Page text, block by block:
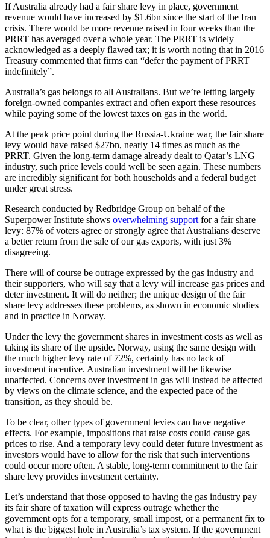
If Australia already had a fair share levy in place, government
revenue would have increased by $1.6bn since the start of the Iran
crisis. There would be more revenue raised in four weeks than the
PRRT has averaged over a whole year. The PRRT is widely
acknowledged as a deeply flawed tax; it is worth noting that in 2016
Treasury commented that firms can “defer the payment of PRRT
indefinitely”.​​​​‌ ‍ ​‍​‍‌‍ ‌ ​‍‌‍‍‌‌‍‌ ‌‍‍‌‌‍ ‍​‍​‍​ ‍‍​‍​‍‌ ​ ‌‍​‌‌‍ ‍‌‍‍‌‌ ‌​‌ ‍‌​‍ ‍‌‍‍‌‌‍ ​‍​‍​‍ ​​‍​‍‌‍‍​‌ ​‍‌‍‌‌‌‍‌‍​‍​‍​ ‍‍​‍​‍‌‍‍​‌ ‌​‌ ‌​‌ ​​​ ‍‍​‍ ​‍ ‌‍ ​‌‍ ‌‍​ ‌‍​‌‌‍ ​‌‍‍​‌‍ ‌ ​ ‌ ‌​​ ‍‍​ ​ ​ ​ ​ ​ ​ ​ ​‍ ‌‍‍‌‌‍ ‍‌ ‌​‌‍‌‌‌‍ ‍‌ ‌​​‍ ‌‍‌‌‌‍‌​‌‍‍‌‌ ‌​​‍ ‌‍ ‌‌‍ ‌‍‌​‌‍‌‌​ ‌‌ ​​‌ ​‍‌‍‌‌‌ ​ ‌‍‌‌‌‍ ‍‌ ‌​‌‍​‌‌ ‌​‌‍‍‌‌‍ ‌‍ ‍​ ‍ ‌‍‍‌‌‍‌​​ ‌​ ​​​ ​‍‌‍​ ​ ‌ ‌‍‌​​ ‌‍‌‍​ ​ ‍‌​‍ ‌​ ‌​‌‍‌‍​ ​​​ ‌‌​‍ ‌​ ‌​​ ​‌​ ‌‍​ ‌ ​‍ ‌‌‍​‍‌‍​‍​ ‌‌​ ‌‍​‍ ‌‌‍​‍​ ​‍​ ​‌‌‍‌‍‌‍​‌‌‍​ ​ ‌‍‌‍‌‍‌‍​‍​ ​‍​ ‌‍​ ​​​ ‍ ‌ ‌​‌ ‍‌‌ ​​‌‍‌‌​ ‌‌‍ ‍‌‍‌‌‌ ‌ ‌ ​ ​ ‍ ‌ ​​‌‍​‌‌ ‌​‌‍‍​​ ‌‌‍​ ‌‍ ‌‍ ‍‌ ‌​‌‍‌‌‌‍ ‍‌ ‌​​‍‌‌​ ‌‌‌​​‍‌‌ ‌‍‍ ‌‍‌‌‌ ‍‌​‍‌‌​ ​ ‌​‌​​‍‌‌​ ​ ‌​‌​​‍‌‌​ ​‍​ ​‍​ ‌‍​ ‌ ‌‍​‌‌‍​‍​ ‌‌​ ‌‌​ ​‌‌‍‌‌‌‍‌‌​ ​​​ ‍‌​ ​‌​‍‌‌​ ​‍​ ​‍​‍‌‌​ ‌‌‌​‌​​‍ ‍‌‍​ ‌‍‍​‌‍‍‌‌‍ ​‌‍‌​‌ ​‍‌‍‌‌‌‍ ‍​‍‌‌​ ‌‌‌​​‍‌‌ ‌‍‍ ‌‍‌‌‌ ‍‌​‍‌‌​ ​ ‌​‌​​‍‌‌​ ​ ‌​‌​​‍‌‌​ ​‍​ ​‍​ ‌ ​ ‌ ‌‍​‍​ ‌‍​ ‍‌​ ‌‌‌‍‌‌​ ‌‍‌‍‌​‌‍‌‌​ ‌ ‌‍‌‌​‍‌‌​ ​‍​ ​‍​‍‌‌​ ‌‌‌​‌​​‍ ‍‌ ‌​‌‍‌‌‌ ‍​‌ ‌​​ ‌‍​‍‌‍​‌‌ ​ ‌‍‌‌‌‌‌‌‌ ​‍‌‍ ​​ ‌‌‍‍​‌ ‌​‌ ‌​‌ ​​​‍‌‌​ ​ ‌​​‌​‍‌‌​ ​‍‌​‌‍​‍‌‌​ ​‍‌​‌‍‌‍ ​‌‍ ‌‍​ ‌‍​‌‌‍ ​‌‍‍​‌‍ ‌ ​ ‌ ‌​​‍‌‌​ ​ ‌​​‌​ ​ ​ ​ ​ ​ ​ ​ ​‍‌‍‌‍‍‌‌‍‌​​ ‌​ ​​​ ​‍‌‍​ ​ ‌ ‌‍‌​​ ‌‍‌‍​ ​ ‍‌​‍ ‌​ ‌​‌‍‌‍​ ​​​ ‌‌​‍ ‌​ ‌​​ ​‌​ ‌‍​ ‌ ​‍ ‌‌‍​‍‌‍​‍​ ‌‌​ ‌‍​‍ ‌‌‍​‍​ ​‍​ ​‌‌‍‌‍‌‍​‌‌‍​ ​ ‌‍‌‍‌‍‌‍​‍​ ​‍​ ‌‍​ ​​​‍‌‍‌ ‌​‌ ‍‌‌ ​​‌‍‌‌​ ‌‌‍ ‍‌‍‌‌‌ ‌ ‌ ​ ​‍‌‍‌ ​​‌‍​‌‌ ‌​‌‍‍​​ ‌‌‍​ ‌‍ ‌‍ ‍‌ ‌​‌‍‌‌‌‍ ‍‌ ‌​​‍‌‌​ ‌‌‌​​‍‌‌ ‌‍‍ ‌‍‌‌‌ ‍‌​‍‌‌​ ​ ‌​‌​​‍‌‌​ ​ ‌​‌​​‍‌‌​ ​‍​ ​‍​ ‌‍​ ‌ ‌‍​‌‌‍​‍​ ‌‌​ ‌‌​ ​‌‌‍‌‌‌‍‌‌​ ​​​ ‍‌​ ​‌​‍‌‌​ ​‍​ ​‍​‍‌‌​ ‌‌‌​‌​​‍ ‍‌‍​ ‌‍‍​‌‍‍‌‌‍ ​‌‍‌​‌ ​‍‌‍‌‌‌‍ ‍​‍‌‌​ ‌‌‌​​‍‌‌ ‌‍‍ ‌‍‌‌‌ ‍‌​‍‌‌​ ​ ‌​‌​​‍‌‌​ ​ ‌​‌​​‍‌‌​ ​‍​ ​‍​ ‌ ​ ‌ ‌‍​‍​ ‌‍​ ‍‌​ ‌‌‌‍‌‌​ ‌‍‌‍‌​‌‍‌‌​ ‌ ‌‍‌‌​‍‌‌​ ​‍​ ​‍​‍‌‌​ ‌‌‌​‌​​‍ ‍‌ ‌​‌‍‌‌‌ ‍​‌ ‌​​‍‌‍‌ ​​‌‍‌‌‌ ​‍‌ ​ ‌ ​​‌‍‌‌‌‍​ ‌ ‌​‌‍‍‌‌ ‌‍‌‍‌‌​ ‌‌ ​​‌ ‌‌‌‍​‍‌‍ ​‌‍‍‌‌ ​ ‌‍‍​‌‍‌‌‌‍‌​​‍​‍‌ ‌
Australia’s gas belongs to all Australians. But we’re letting largely
foreign-owned companies extract and often export these resources
while paying some of the lowest taxes on gas in the world.​​​​‌ ‍ ​‍​‍‌‍ ‌ ​‍‌‍‍‌‌‍‌ ‌‍‍‌‌‍ ‍​‍​‍​ ‍‍​‍​‍‌ ​ ‌‍​‌‌‍ ‍‌‍‍‌‌ ‌​‌ ‍‌​‍ ‍‌‍‍‌‌‍ ​‍​‍​‍ ​​‍​‍‌‍‍​‌ ​‍‌‍‌‌‌‍‌‍​‍​‍​ ‍‍​‍​‍‌‍‍​‌ ‌​‌ ‌​‌ ​​​ ‍‍​‍ ​‍ ‌‍ ​‌‍ ‌‍​ ‌‍​‌‌‍ ​‌‍‍​‌‍ ‌ ​ ‌ ‌​​ ‍‍​ ​ ​ ​ ​ ​ ​ ​ ​‍ ‌‍‍‌‌‍ ‍‌ ‌​‌‍‌‌‌‍ ‍‌ ‌​​‍ ‌‍‌‌‌‍‌​‌‍‍‌‌ ‌​​‍ ‌‍ ‌‌‍ ‌‍‌​‌‍‌‌​ ‌‌ ​​‌ ​‍‌‍‌‌‌ ​ ‌‍‌‌‌‍ ‍‌ ‌​‌‍​‌‌ ‌​‌‍‍‌‌‍ ‌‍ ‍​ ‍ ‌‍‍‌‌‍‌​​ ‌​ ​​​ ​‍‌‍​ ​ ‌ ‌‍‌​​ ‌‍‌‍​ ​ ‍‌​‍ ‌​ ‌​‌‍‌‍​ ​​​ ‌‌​‍ ‌​ ‌​​ ​‌​ ‌‍​ ‌ ​‍ ‌‌‍​‍‌‍​‍​ ‌‌​ ‌‍​‍ ‌‌‍​‍​ ​‍​ ​‌‌‍‌‍‌‍​‌‌‍​ ​ ‌‍‌‍‌‍‌‍​‍​ ​‍​ ‌‍​ ​​​ ‍ ‌ ‌​‌ ‍‌‌ ​​‌‍‌‌​ ‌‌‍ ‍‌‍‌‌‌ ‌ ‌ ​ ​ ‍ ‌ ​​‌‍​‌‌ ‌​‌‍‍​​ ‌‌‍​ ‌‍ ‌‍ ‍‌ ‌​‌‍‌‌‌‍ ‍‌ ‌​​‍‌‌​ ‌‌‌​​‍‌‌ ‌‍‍ ‌‍‌‌‌ ‍‌​‍‌‌​ ​ ‌​‌​​‍‌‌​ ​ ‌​‌​​‍‌‌​ ​‍​ ​‍‌‍‌‌​ ​‌​ ‌ ​ ‌​​ ​‍‌‍‌‌​ ‌‌‌‍​‌​ ​​​ ​ ‌‍‌‍​ ‍‌​‍‌‌​ ​‍​ ​‍​‍‌‌​ ‌‌‌​‌​​‍ ‍‌‍​ ‌‍‍​‌‍‍‌‌‍ ​‌‍‌​‌ ​‍‌‍‌‌‌‍ ‍​‍‌‌​ ‌‌‌​​‍‌‌ ‌‍‍ ‌‍‌‌‌ ‍‌​‍‌‌​ ​ ‌​‌​​‍‌‌​ ​ ‌​‌​​‍‌‌​ ​‍​ ​‍‌‍‌‍‌‍​‌​ ‌‍‌‍‌‍​ ​‌​ ​ ‌‍‌‌‌‍‌‍​ ‍​‌‍​‍‌‍​ ​ ‌‌​‍‌‌​ ​‍​ ​‍​‍‌‌​ ‌‌‌​‌​​‍ ‍‌ ‌​‌‍‌‌‌ ‍​‌ ‌​​ ‌‍​‍‌‍​‌‌ ​ ‌‍‌‌‌‌‌‌‌ ​‍‌‍ ​​ ‌‌‍‍​‌ ‌​‌ ‌​‌ ​​​‍‌‌​ ​ ‌​​‌​‍‌‌​ ​‍‌​‌‍​‍‌‌​ ​‍‌​‌‍‌‍ ​‌‍ ‌‍​ ‌‍​‌‌‍ ​‌‍‍​‌‍ ‌ ​ ‌ ‌​​‍‌‌​ ​ ‌​​‌​ ​ ​ ​ ​ ​ ​ ​ ​‍‌‍‌‍‍‌‌‍‌​​ ‌​ ​​​ ​‍‌‍​ ​ ‌ ‌‍‌​​ ‌‍‌‍​ ​ ‍‌​‍ ‌​ ‌​‌‍‌‍​ ​​​ ‌‌​‍ ‌​ ‌​​ ​‌​ ‌‍​ ‌ ​‍ ‌‌‍​‍‌‍​‍​ ‌‌​ ‌‍​‍ ‌‌‍​‍​ ​‍​ ​‌‌‍‌‍‌‍​‌‌‍​ ​ ‌‍‌‍‌‍‌‍​‍​ ​‍​ ‌‍​ ​​​‍‌‍‌ ‌​‌ ‍‌‌ ​​‌‍‌‌​ ‌‌‍ ‍‌‍‌‌‌ ‌ ‌ ​ ​‍‌‍‌ ​​‌‍​‌‌ ‌​‌‍‍​​ ‌‌‍​ ‌‍ ‌‍ ‍‌ ‌​‌‍‌‌‌‍ ‍‌ ‌​​‍‌‌​ ‌‌‌​​‍‌‌ ‌‍‍ ‌‍‌‌‌ ‍‌​‍‌‌​ ​ ‌​‌​​‍‌‌​ ​ ‌​‌​​‍‌‌​ ​‍​ ​‍‌‍‌‌​ ​‌​ ‌ ​ ‌​​ ​‍‌‍‌‌​ ‌‌‌‍​‌​ ​​​ ​ ‌‍‌‍​ ‍‌​‍‌‌​ ​‍​ ​‍​‍‌‌​ ‌‌‌​‌​​‍ ‍‌‍​ ‌‍‍​‌‍‍‌‌‍ ​‌‍‌​‌ ​‍‌‍‌‌‌‍ ‍​‍‌‌​ ‌‌‌​​‍‌‌ ‌‍‍ ‌‍‌‌‌ ‍‌​‍‌‌​ ​ ‌​‌​​‍‌‌​ ​ ‌​‌​​‍‌‌​ ​‍​ ​‍‌‍‌‍‌‍​‌​ ‌‍‌‍‌‍​ ​‌​ ​ ‌‍‌‌‌‍‌‍​ ‍​‌‍​‍‌‍​ ​ ‌‌​‍‌‌​ ​‍​ ​‍​‍‌‌​ ‌‌‌​‌​​‍ ‍‌ ‌​‌‍‌‌‌ ‍​‌ ‌​​‍‌‍‌ ​​‌‍‌‌‌ ​‍‌ ​ ‌ ​​‌‍‌‌‌‍​ ‌ ‌​‌‍‍‌‌ ‌‍‌‍‌‌​ ‌‌ ​​‌ ‌‌‌‍​‍‌‍ ​‌‍‍‌‌ ​ ‌‍‍​‌‍‌‌‌‍‌​​‍​‍‌ ‌
At the peak price point during the Russia-Ukraine war, the fair share
levy would have raised $27bn, nearly 14 times as much as the
PRRT. Given the long-term damage already dealt to Qatar’s LNG
industry, such price levels could well be seen again. These numbers
are incredibly significant for both households and a federal budget
under great stress.​​​​‌ ‍ ​‍​‍‌‍ ‌ ​‍‌‍‍‌‌‍‌ ‌‍‍‌‌‍ ‍​‍​‍​ ‍‍​‍​‍‌ ​ ‌‍​‌‌‍ ‍‌‍‍‌‌ ‌​‌ ‍‌​‍ ‍‌‍‍‌‌‍ ​‍​‍​‍ ​​‍​‍‌‍‍​‌ ​‍‌‍‌‌‌‍‌‍​‍​‍​ ‍‍​‍​‍‌‍‍​‌ ‌​‌ ‌​‌ ​​​ ‍‍​‍ ​‍ ‌‍ ​‌‍ ‌‍​ ‌‍​‌‌‍ ​‌‍‍​‌‍ ‌ ​ ‌ ‌​​ ‍‍​ ​ ​ ​ ​ ​ ​ ​ ​‍ ‌‍‍‌‌‍ ‍‌ ‌​‌‍‌‌‌‍ ‍‌ ‌​​‍ ‌‍‌‌‌‍‌​‌‍‍‌‌ ‌​​‍ ‌‍ ‌‌‍ ‌‍‌​‌‍‌‌​ ‌‌ ​​‌ ​‍‌‍‌‌‌ ​ ‌‍‌‌‌‍ ‍‌ ‌​‌‍​‌‌ ‌​‌‍‍‌‌‍ ‌‍ ‍​ ‍ ‌‍‍‌‌‍‌​​ ‌​ ​​​ ​‍‌‍​ ​ ‌ ‌‍‌​​ ‌‍‌‍​ ​ ‍‌​‍ ‌​ ‌​‌‍‌‍​ ​​​ ‌‌​‍ ‌​ ‌​​ ​‌​ ‌‍​ ‌ ​‍ ‌‌‍​‍‌‍​‍​ ‌‌​ ‌‍​‍ ‌‌‍​‍​ ​‍​ ​‌‌‍‌‍‌‍​‌‌‍​ ​ ‌‍‌‍‌‍‌‍​‍​ ​‍​ ‌‍​ ​​​ ‍ ‌ ‌​‌ ‍‌‌ ​​‌‍‌‌​ ‌‌‍ ‍‌‍‌‌‌ ‌ ‌ ​ ​ ‍ ‌ ​​‌‍​‌‌ ‌​‌‍‍​​ ‌‌‍​ ‌‍ ‌‍ ‍‌ ‌​‌‍‌‌‌‍ ‍‌ ‌​​‍‌‌​ ‌‌‌​​‍‌‌ ‌‍‍ ‌‍‌‌‌ ‍‌​‍‌‌​ ​ ‌​‌​​‍‌‌​ ​ ‌​‌​​‍‌‌​ ​‍​ ​‍​ ‍‌​ ‌‌​ ‍‌‌‍‌‍​ ​‌‌‍‌​​ ​​​ ‌‌‌‍‌‍​ ‌‍​ ‍‌​ ‌​​‍‌‌​ ​‍​ ​‍​‍‌‌​ ‌‌‌​‌​​‍ ‍‌‍​ ‌‍‍​‌‍‍‌‌‍ ​‌‍‌​‌ ​‍‌‍‌‌‌‍ ‍​‍‌‌​ ‌‌‌​​‍‌‌ ‌‍‍ ‌‍‌‌‌ ‍‌​‍‌‌​ ​ ‌​‌​​‍‌‌​ ​ ‌​‌​​‍‌‌​ ​‍​ ​‍‌‍‌​​ ​ ‌‍​‍‌‍​‌​ ​‍‌‍​‌​ ​ ​ ‌ ​ ​ ​ ​​​ ‌‍​ ‍​​‍‌‌​ ​‍​ ​‍​‍‌‌​ ‌‌‌​‌​​‍ ‍‌ ‌​‌‍‌‌‌ ‍​‌ ‌​​ ‌‍​‍‌‍​‌‌ ​ ‌‍‌‌‌‌‌‌‌ ​‍‌‍ ​​ ‌‌‍‍​‌ ‌​‌ ‌​‌ ​​​‍‌‌​ ​ ‌​​‌​‍‌‌​ ​‍‌​‌‍​‍‌‌​ ​‍‌​‌‍‌‍ ​‌‍ ‌‍​ ‌‍​‌‌‍ ​‌‍‍​‌‍ ‌ ​ ‌ ‌​​‍‌‌​ ​ ‌​​‌​ ​ ​ ​ ​ ​ ​ ​ ​‍‌‍‌‍‍‌‌‍‌​​ ‌​ ​​​ ​‍‌‍​ ​ ‌ ‌‍‌​​ ‌‍‌‍​ ​ ‍‌​‍ ‌​ ‌​‌‍‌‍​ ​​​ ‌‌​‍ ‌​ ‌​​ ​‌​ ‌‍​ ‌ ​‍ ‌‌‍​‍‌‍​‍​ ‌‌​ ‌‍​‍ ‌‌‍​‍​ ​‍​ ​‌‌‍‌‍‌‍​‌‌‍​ ​ ‌‍‌‍‌‍‌‍​‍​ ​‍​ ‌‍​ ​​​‍‌‍‌ ‌​‌ ‍‌‌ ​​‌‍‌‌​ ‌‌‍ ‍‌‍‌‌‌ ‌ ‌ ​ ​‍‌‍‌ ​​‌‍​‌‌ ‌​‌‍‍​​ ‌‌‍​ ‌‍ ‌‍ ‍‌ ‌​‌‍‌‌‌‍ ‍‌ ‌​​‍‌‌​ ‌‌‌​​‍‌‌ ‌‍‍ ‌‍‌‌‌ ‍‌​‍‌‌​ ​ ‌​‌​​‍‌‌​ ​ ‌​‌​​‍‌‌​ ​‍​ ​‍​ ‍‌​ ‌‌​ ‍‌‌‍‌‍​ ​‌‌‍‌​​ ​​​ ‌‌‌‍‌‍​ ‌‍​ ‍‌​ ‌​​‍‌‌​ ​‍​ ​‍​‍‌‌​ ‌‌‌​‌​​‍ ‍‌‍​ ‌‍‍​‌‍‍‌‌‍ ​‌‍‌​‌ ​‍‌‍‌‌‌‍ ‍​‍‌‌​ ‌‌‌​​‍‌‌ ‌‍‍ ‌‍‌‌‌ ‍‌​‍‌‌​ ​ ‌​‌​​‍‌‌​ ​ ‌​‌​​‍‌‌​ ​‍​ ​‍‌‍‌​​ ​ ‌‍​‍‌‍​‌​ ​‍‌‍​‌​ ​ ​ ‌ ​ ​ ​ ​​​ ‌‍​ ‍​​‍‌‌​ ​‍​ ​‍​‍‌‌​ ‌‌‌​‌​​‍ ‍‌ ‌​‌‍‌‌‌ ‍​‌ ‌​​‍‌‍‌ ​​‌‍‌‌‌ ​‍‌ ​ ‌ ​​‌‍‌‌‌‍​ ‌ ‌​‌‍‍‌‌ ‌‍‌‍‌‌​ ‌‌ ​​‌ ‌‌‌‍​‍‌‍ ​‌‍‍‌‌ ​ ‌‍‍​‌‍‌‌‌‍‌​​‍​‍‌ ‌
Research conducted by Redbridge Group on behalf of the
Superpower Institute shows ​​​​‌ ‍ ​‍​‍‌‍ ‌ ​‍‌‍‍‌‌‍‌ ‌‍‍‌‌‍ ‍​‍​‍​ ‍‍​‍​‍‌ ​ ‌‍​‌‌‍ ‍‌‍‍‌‌ ‌​‌ ‍‌​‍ ‍‌‍‍‌‌‍ ​‍​‍​‍ ​​‍​‍‌‍‍​‌ ​‍‌‍‌‌‌‍‌‍​‍​‍​ ‍‍​‍​‍‌‍‍​‌ ‌​‌ ‌​‌ ​​​ ‍‍​‍ ​‍ ‌‍ ​‌‍ ‌‍​ ‌‍​‌‌‍ ​‌‍‍​‌‍ ‌ ​ ‌ ‌​​ ‍‍​ ​ ​ ​ ​ ​ ​ ​ ​‍ ‌‍‍‌‌‍ ‍‌ ‌​‌‍‌‌‌‍ ‍‌ ‌​​‍ ‌‍‌‌‌‍‌​‌‍‍‌‌ ‌​​‍ ‌‍ ‌‌‍ ‌‍‌​‌‍‌‌​ ‌‌ ​​‌ ​‍‌‍‌‌‌ ​ ‌‍‌‌‌‍ ‍‌ ‌​‌‍​‌‌ ‌​‌‍‍‌‌‍ ‌‍ ‍​ ‍ ‌‍‍‌‌‍‌​​ ‌​ ​​​ ​‍‌‍​ ​ ‌ ‌‍‌​​ ‌‍‌‍​ ​ ‍‌​‍ ‌​ ‌​‌‍‌‍​ ​​​ ‌‌​‍ ‌​ ‌​​ ​‌​ ‌‍​ ‌ ​‍ ‌‌‍​‍‌‍​‍​ ‌‌​ ‌‍​‍ ‌‌‍​‍​ ​‍​ ​‌‌‍‌‍‌‍​‌‌‍​ ​ ‌‍‌‍‌‍‌‍​‍​ ​‍​ ‌‍​ ​​​ ‍ ‌ ‌​‌ ‍‌‌ ​​‌‍‌‌​ ‌‌‍ ‍‌‍‌‌‌ ‌ ‌ ​ ​ ‍ ‌ ​​‌‍​‌‌ ‌​‌‍‍​​ ‌‌‍​ ‌‍ ‌‍ ‍‌ ‌​‌‍‌‌‌‍ ‍‌ ‌​​‍‌‌​ ‌‌‌​​‍‌‌ ‌‍‍ ‌‍‌‌‌ ‍‌​‍‌‌​ ​ ‌​‌​​‍‌‌​ ​ ‌​‌​​‍‌‌​ ​‍​ ​‍​ ​ ‌‍​ ​ ​‍​ ‌​‌‍‌‌‌‍‌‍​ ‌‌​ ‌‍​ ‌​​ ​‍​ ‍​​ ‌ ​‍‌‌​ ​‍​ ​‍​‍‌‌​ ‌‌‌​‌​​‍ ‍‌‍​ ‌‍‍​‌‍‍‌‌‍ ​‌‍‌​‌ ​‍‌‍‌‌‌‍ ‍​‍‌‌​ ‌‌‌​​‍‌‌ ‌‍‍ ‌‍‌‌‌ ‍‌​‍‌‌​ ​ ‌​‌​​‍‌‌​ ​ ‌​‌​​‍‌‌​ ​‍​ ​‍​ ‌ ‌‍‌‍‌‍‌‌‌‍‌‍​ ‌​​ ​​​ ​‍​ ‌​​ ​‌‌‍​‌​ ​‍​ ​‌​‍‌‌​ ​‍​ ​‍​‍‌‌​ ‌‌‌​‌​​‍ ‍‌ ‌​‌‍‌‌‌ ‍​‌ ‌​​ ‌‍​‍‌‍​‌‌ ​ ‌‍‌‌‌‌‌‌‌ ​‍‌‍ ​​ ‌‌‍‍​‌ ‌​‌ ‌​‌ ​​​‍‌‌​ ​ ‌​​‌​‍‌‌​ ​‍‌​‌‍​‍‌‌​ ​‍‌​‌‍‌‍ ​‌‍ ‌‍​ ‌‍​‌‌‍ ​‌‍‍​‌‍ ‌ ​ ‌ ‌​​‍‌‌​ ​ ‌​​‌​ ​ ​ ​ ​ ​ ​ ​ ​‍‌‍‌‍‍‌‌‍‌​​ ‌​ ​​​ ​‍‌‍​ ​ ‌ ‌‍‌​​ ‌‍‌‍​ ​ ‍‌​‍ ‌​ ‌​‌‍‌‍​ ​​​ ‌‌​‍ ‌​ ‌​​ ​‌​ ‌‍​ ‌ ​‍ ‌‌‍​‍‌‍​‍​ ‌‌​ ‌‍​‍ ‌‌‍​‍​ ​‍​ ​‌‌‍‌‍‌‍​‌‌‍​ ​ ‌‍‌‍‌‍‌‍​‍​ ​‍​ ‌‍​ ​​​‍‌‍‌ ‌​‌ ‍‌‌ ​​‌‍‌‌​ ‌‌‍ ‍‌‍‌‌‌ ‌ ‌ ​ ​‍‌‍‌ ​​‌‍​‌‌ ‌​‌‍‍​​ ‌‌‍​ ‌‍ ‌‍ ‍‌ ‌​‌‍‌‌‌‍ ‍‌ ‌​​‍‌‌​ ‌‌‌​​‍‌‌ ‌‍‍ ‌‍‌‌‌ ‍‌​‍‌‌​ ​ ‌​‌​​‍‌‌​ ​ ‌​‌​​‍‌‌​ ​‍​ ​‍​ ​ ‌‍​ ​ ​‍​ ‌​‌‍‌‌‌‍‌‍​ ‌‌​ ‌‍​ ‌​​ ​‍​ ‍​​ ‌ ​‍‌‌​ ​‍​ ​‍​‍‌‌​ ‌‌‌​‌​​‍ ‍‌‍​ ‌‍‍​‌‍‍‌‌‍ ​‌‍‌​‌ ​‍‌‍‌‌‌‍ ‍​‍‌‌​ ‌‌‌​​‍‌‌ ‌‍‍ ‌‍‌‌‌ ‍‌​‍‌‌​ ​ ‌​‌​​‍‌‌​ ​ ‌​‌​​‍‌‌​ ​‍​ ​‍​ ‌ ‌‍‌‍‌‍‌‌‌‍‌‍​ ‌​​ ​​​ ​‍​ ‌​​ ​‌‌‍​‌​ ​‍​ ​‌​‍‌‌​ ​‍​ ​‍​‍‌‌​ ‌‌‌​‌​​‍ ‍‌ ‌​‌‍‌‌‌ ‍​‌ ‌​​‍‌‍‌ ​​‌‍‌‌‌ ​‍‌ ​ ‌ ​​‌‍‌‌‌‍​ ‌ ‌​‌‍‍‌‌ ‌‍‌‍‌‌​ ‌‌ ​​‌ ‌‌‌‍​‍‌‍ ​‌‍‍‌‌ ​ ‌‍‍​‌‍‌‌‌‍‌​​‍​‍‌ ‌ overwhelming support​​​​‌ ‍ ​‍​‍‌‍ ‌ ​‍‌‍‍‌‌‍‌ ‌‍‍‌‌‍ ‍​‍​‍​ ‍‍​‍​‍‌ ​ ‌‍​‌‌‍ ‍‌‍‍‌‌ ‌​‌ ‍‌​‍ ‍‌‍‍‌‌‍ ​‍​‍​‍ ​​‍​‍‌‍‍​‌ ​‍‌‍‌‌‌‍‌‍​‍​‍​ ‍‍​‍​‍‌‍‍​‌ ‌​‌ ‌​‌ ​​​ ‍‍​‍ ​‍ ‌‍ ​‌‍ ‌‍​ ‌‍​‌‌‍ ​‌‍‍​‌‍ ‌ ​ ‌ ‌​​ ‍‍​ ​ ​ ​ ​ ​ ​ ​ ​‍ ‌‍‍‌‌‍ ‍‌ ‌​‌‍‌‌‌‍ ‍‌ ‌​​‍ ‌‍‌‌‌‍‌​‌‍‍‌‌ ‌​​‍ ‌‍ ‌‌‍ ‌‍‌​‌‍‌‌​ ‌‌ ​​‌ ​‍‌‍‌‌‌ ​ ‌‍‌‌‌‍ ‍‌ ‌​‌‍​‌‌ ‌​‌‍‍‌‌‍ ‌‍ ‍​ ‍ ‌‍‍‌‌‍‌​​ ‌​ ​​​ ​‍‌‍​ ​ ‌ ‌‍‌​​ ‌‍‌‍​ ​ ‍‌​‍ ‌​ ‌​‌‍‌‍​ ​​​ ‌‌​‍ ‌​ ‌​​ ​‌​ ‌‍​ ‌ ​‍ ‌‌‍​‍‌‍​‍​ ‌‌​ ‌‍​‍ ‌‌‍​‍​ ​‍​ ​‌‌‍‌‍‌‍​‌‌‍​ ​ ‌‍‌‍‌‍‌‍​‍​ ​‍​ ‌‍​ ​​​ ‍ ‌ ‌​‌ ‍‌‌ ​​‌‍‌‌​ ‌‌‍ ‍‌‍‌‌‌ ‌ ‌ ​ ​ ‍ ‌ ​​‌‍​‌‌ ‌​‌‍‍​​ ‌‌‍​ ‌‍ ‌‍ ‍‌ ‌​‌‍‌‌‌‍ ‍‌ ‌​​‍‌‌​ ‌‌‌​​‍‌‌ ‌‍‍ ‌‍‌‌‌ ‍‌​‍‌‌​ ​ ‌​‌​​‍‌‌​ ​ ‌​‌​​‍‌‌​ ​‍​ ​‍​ ​ ‌‍​ ​ ​‍​ ‌​‌‍‌‌‌‍‌‍​ ‌‌​ ‌‍​ ‌​​ ​‍​ ‍​​ ‌ ​‍‌‌​ ​‍​ ​‍​‍‌‌​ ‌‌‌​‌​​‍ ‍‌‍​ ‌‍‍​‌‍‍‌‌‍ ​‌‍‌​‌ ​‍‌‍‌‌‌‍ ‍​‍‌‌​ ‌‌‌​​‍‌‌ ‌‍‍ ‌‍‌‌‌ ‍‌​‍‌‌​ ​ ‌​‌​​‍‌‌​ ​ ‌​‌​​‍‌‌​ ​‍​ ​‍​ ‌‍​ ‍​‌‍​‍‌‍​‌​ ‌‍​ ‍​‌‍​ ‌‍​‍‌‍​ ​ ‍​​ ‌ ​ ‌​​‍‌‌​ ​‍​ ​‍​‍‌‌​ ‌‌‌​‌​​‍ ‍‌ ‌​‌‍‌‌‌ ‍​‌ ‌​​ ‌‍​‍‌‍​‌‌ ​ ‌‍‌‌‌‌‌‌‌ ​‍‌‍ ​​ ‌‌‍‍​‌ ‌​‌ ‌​‌ ​​​‍‌‌​ ​ ‌​​‌​‍‌‌​ ​‍‌​‌‍​‍‌‌​ ​‍‌​‌‍‌‍ ​‌‍ ‌‍​ ‌‍​‌‌‍ ​‌‍‍​‌‍ ‌ ​ ‌ ‌​​‍‌‌​ ​ ‌​​‌​ ​ ​ ​ ​ ​ ​ ​ ​‍‌‍‌‍‍‌‌‍‌​​ ‌​ ​​​ ​‍‌‍​ ​ ‌ ‌‍‌​​ ‌‍‌‍​ ​ ‍‌​‍ ‌​ ‌​‌‍‌‍​ ​​​ ‌‌​‍ ‌​ ‌​​ ​‌​ ‌‍​ ‌ ​‍ ‌‌‍​‍‌‍​‍​ ‌‌​ ‌‍​‍ ‌‌‍​‍​ ​‍​ ​‌‌‍‌‍‌‍​‌‌‍​ ​ ‌‍‌‍‌‍‌‍​‍​ ​‍​ ‌‍​ ​​​‍‌‍‌ ‌​‌ ‍‌‌ ​​‌‍‌‌​ ‌‌‍ ‍‌‍‌‌‌ ‌ ‌ ​ ​‍‌‍‌ ​​‌‍​‌‌ ‌​‌‍‍​​ ‌‌‍​ ‌‍ ‌‍ ‍‌ ‌​‌‍‌‌‌‍ ‍‌ ‌​​‍‌‌​ ‌‌‌​​‍‌‌ ‌‍‍ ‌‍‌‌‌ ‍‌​‍‌‌​ ​ ‌​‌​​‍‌‌​ ​ ‌​‌​​‍‌‌​ ​‍​ ​‍​ ​ ‌‍​ ​ ​‍​ ‌​‌‍‌‌‌‍‌‍​ ‌‌​ ‌‍​ ‌​​ ​‍​ ‍​​ ‌ ​‍‌‌​ ​‍​ ​‍​‍‌‌​ ‌‌‌​‌​​‍ ‍‌‍​ ‌‍‍​‌‍‍‌‌‍ ​‌‍‌​‌ ​‍‌‍‌‌‌‍ ‍​‍‌‌​ ‌‌‌​​‍‌‌ ‌‍‍ ‌‍‌‌‌ ‍‌​‍‌‌​ ​ ‌​‌​​‍‌‌​ ​ ‌​‌​​‍‌‌​ ​‍​ ​‍​ ‌‍​ ‍​‌‍​‍‌‍​‌​ ‌‍​ ‍​‌‍​ ‌‍​‍‌‍​ ​ ‍​​ ‌ ​ ‌​​‍‌‌​ ​‍​ ​‍​‍‌‌​ ‌‌‌​‌​​‍ ‍‌ ‌​‌‍‌‌‌ ‍​‌ ‌​​‍‌‍‌ ​​‌‍‌‌‌ ​‍‌ ​ ‌ ​​‌‍‌‌‌‍​ ‌ ‌​‌‍‍‌‌ ‌‍‌‍‌‌​ ‌‌ ​​‌ ‌‌‌‍​‍‌‍ ​‌‍‍‌‌ ​ ‌‍‍​‌‍‌‌‌‍‌​​‍​‍‌ ‌ for a fair share
levy: 87% of voters agree or strongly agree that Australians deserve
a better return from the sale of our gas exports, with just 3%
disagreeing.​​​​‌ ‍ ​‍​‍‌‍ ‌ ​‍‌‍‍‌‌‍‌ ‌‍‍‌‌‍ ‍​‍​‍​ ‍‍​‍​‍‌ ​ ‌‍​‌‌‍ ‍‌‍‍‌‌ ‌​‌ ‍‌​‍ ‍‌‍‍‌‌‍ ​‍​‍​‍ ​​‍​‍‌‍‍​‌ ​‍‌‍‌‌‌‍‌‍​‍​‍​ ‍‍​‍​‍‌‍‍​‌ ‌​‌ ‌​‌ ​​​ ‍‍​‍ ​‍ ‌‍ ​‌‍ ‌‍​ ‌‍​‌‌‍ ​‌‍‍​‌‍ ‌ ​ ‌ ‌​​ ‍‍​ ​ ​ ​ ​ ​ ​ ​ ​‍ ‌‍‍‌‌‍ ‍‌ ‌​‌‍‌‌‌‍ ‍‌ ‌​​‍ ‌‍‌‌‌‍‌​‌‍‍‌‌ ‌​​‍ ‌‍ ‌‌‍ ‌‍‌​‌‍‌‌​ ‌‌ ​​‌ ​‍‌‍‌‌‌ ​ ‌‍‌‌‌‍ ‍‌ ‌​‌‍​‌‌ ‌​‌‍‍‌‌‍ ‌‍ ‍​ ‍ ‌‍‍‌‌‍‌​​ ‌​ ​​​ ​‍‌‍​ ​ ‌ ‌‍‌​​ ‌‍‌‍​ ​ ‍‌​‍ ‌​ ‌​‌‍‌‍​ ​​​ ‌‌​‍ ‌​ ‌​​ ​‌​ ‌‍​ ‌ ​‍ ‌‌‍​‍‌‍​‍​ ‌‌​ ‌‍​‍ ‌‌‍​‍​ ​‍​ ​‌‌‍‌‍‌‍​‌‌‍​ ​ ‌‍‌‍‌‍‌‍​‍​ ​‍​ ‌‍​ ​​​ ‍ ‌ ‌​‌ ‍‌‌ ​​‌‍‌‌​ ‌‌‍ ‍‌‍‌‌‌ ‌ ‌ ​ ​ ‍ ‌ ​​‌‍​‌‌ ‌​‌‍‍​​ ‌‌‍​ ‌‍ ‌‍ ‍‌ ‌​‌‍‌‌‌‍ ‍‌ ‌​​‍‌‌​ ‌‌‌​​‍‌‌ ‌‍‍ ‌‍‌‌‌ ‍‌​‍‌‌​ ​ ‌​‌​​‍‌‌​ ​ ‌​‌​​‍‌‌​ ​‍​ ​‍​ ​ ‌‍​ ​ ​‍​ ‌​‌‍‌‌‌‍‌‍​ ‌‌​ ‌‍​ ‌​​ ​‍​ ‍​​ ‌ ​‍‌‌​ ​‍​ ​‍​‍‌‌​ ‌‌‌​‌​​‍ ‍‌‍​ ‌‍‍​‌‍‍‌‌‍ ​‌‍‌​‌ ​‍‌‍‌‌‌‍ ‍​‍‌‌​ ‌‌‌​​‍‌‌ ‌‍‍ ‌‍‌‌‌ ‍‌​‍‌‌​ ​ ‌​‌​​‍‌‌​ ​ ‌​‌​​‍‌‌​ ​‍​ ​‍​ ‌‌‌‍​‍‌‍‌‌​ ​​​ ​‌‌‍​ ​ ​ ‌‍​‍‌‍‌​‌‍​‌​ ​‌‌‍​ ​‍‌‌​ ​‍​ ​‍​‍‌‌​ ‌‌‌​‌​​‍ ‍‌ ‌​‌‍‌‌‌ ‍​‌ ‌​​ ‌‍​‍‌‍​‌‌ ​ ‌‍‌‌‌‌‌‌‌ ​‍‌‍ ​​ ‌‌‍‍​‌ ‌​‌ ‌​‌ ​​​‍‌‌​ ​ ‌​​‌​‍‌‌​ ​‍‌​‌‍​‍‌‌​ ​‍‌​‌‍‌‍ ​‌‍ ‌‍​ ‌‍​‌‌‍ ​‌‍‍​‌‍ ‌ ​ ‌ ‌​​‍‌‌​ ​ ‌​​‌​ ​ ​ ​ ​ ​ ​ ​ ​‍‌‍‌‍‍‌‌‍‌​​ ‌​ ​​​ ​‍‌‍​ ​ ‌ ‌‍‌​​ ‌‍‌‍​ ​ ‍‌​‍ ‌​ ‌​‌‍‌‍​ ​​​ ‌‌​‍ ‌​ ‌​​ ​‌​ ‌‍​ ‌ ​‍ ‌‌‍​‍‌‍​‍​ ‌‌​ ‌‍​‍ ‌‌‍​‍​ ​‍​ ​‌‌‍‌‍‌‍​‌‌‍​ ​ ‌‍‌‍‌‍‌‍​‍​ ​‍​ ‌‍​ ​​​‍‌‍‌ ‌​‌ ‍‌‌ ​​‌‍‌‌​ ‌‌‍ ‍‌‍‌‌‌ ‌ ‌ ​ ​‍‌‍‌ ​​‌‍​‌‌ ‌​‌‍‍​​ ‌‌‍​ ‌‍ ‌‍ ‍‌ ‌​‌‍‌‌‌‍ ‍‌ ‌​​‍‌‌​ ‌‌‌​​‍‌‌ ‌‍‍ ‌‍‌‌‌ ‍‌​‍‌‌​ ​ ‌​‌​​‍‌‌​ ​ ‌​‌​​‍‌‌​ ​‍​ ​‍​ ​ ‌‍​ ​ ​‍​ ‌​‌‍‌‌‌‍‌‍​ ‌‌​ ‌‍​ ‌​​ ​‍​ ‍​​ ‌ ​‍‌‌​ ​‍​ ​‍​‍‌‌​ ‌‌‌​‌​​‍ ‍‌‍​ ‌‍‍​‌‍‍‌‌‍ ​‌‍‌​‌ ​‍‌‍‌‌‌‍ ‍​‍‌‌​ ‌‌‌​​‍‌‌ ‌‍‍ ‌‍‌‌‌ ‍‌​‍‌‌​ ​ ‌​‌​​‍‌‌​ ​ ‌​‌​​‍‌‌​ ​‍​ ​‍​ ‌‌‌‍​‍‌‍‌‌​ ​​​ ​‌‌‍​ ​ ​ ‌‍​‍‌‍‌​‌‍​‌​ ​‌‌‍​ ​‍‌‌​ ​‍​ ​‍​‍‌‌​ ‌‌‌​‌​​‍ ‍‌ ‌​‌‍‌‌‌ ‍​‌ ‌​​‍‌‍‌ ​​‌‍‌‌‌ ​‍‌ ​ ‌ ​​‌‍‌‌‌‍​ ‌ ‌​‌‍‍‌‌ ‌‍‌‍‌‌​ ‌‌ ​​‌ ‌‌‌‍​‍‌‍ ​‌‍‍‌‌ ​ ‌‍‍​‌‍‌‌‌‍‌​​‍​‍‌ ‌
There will of course be outrage expressed by the gas industry and
their supporters, who will say that a levy will increase gas prices and
deter investment. It will do neither; the unique design of the fair
share levy addresses these problems, as shown in economic studies
and in practice in Norway.​​​​‌ ‍ ​‍​‍‌‍ ‌ ​‍‌‍‍‌‌‍‌ ‌‍‍‌‌‍ ‍​‍​‍​ ‍‍​‍​‍‌ ​ ‌‍​‌‌‍ ‍‌‍‍‌‌ ‌​‌ ‍‌​‍ ‍‌‍‍‌‌‍ ​‍​‍​‍ ​​‍​‍‌‍‍​‌ ​‍‌‍‌‌‌‍‌‍​‍​‍​ ‍‍​‍​‍‌‍‍​‌ ‌​‌ ‌​‌ ​​​ ‍‍​‍ ​‍ ‌‍ ​‌‍ ‌‍​ ‌‍​‌‌‍ ​‌‍‍​‌‍ ‌ ​ ‌ ‌​​ ‍‍​ ​ ​ ​ ​ ​ ​ ​ ​‍ ‌‍‍‌‌‍ ‍‌ ‌​‌‍‌‌‌‍ ‍‌ ‌​​‍ ‌‍‌‌‌‍‌​‌‍‍‌‌ ‌​​‍ ‌‍ ‌‌‍ ‌‍‌​‌‍‌‌​ ‌‌ ​​‌ ​‍‌‍‌‌‌ ​ ‌‍‌‌‌‍ ‍‌ ‌​‌‍​‌‌ ‌​‌‍‍‌‌‍ ‌‍ ‍​ ‍ ‌‍‍‌‌‍‌​​ ‌​ ​​​ ​‍‌‍​ ​ ‌ ‌‍‌​​ ‌‍‌‍​ ​ ‍‌​‍ ‌​ ‌​‌‍‌‍​ ​​​ ‌‌​‍ ‌​ ‌​​ ​‌​ ‌‍​ ‌ ​‍ ‌‌‍​‍‌‍​‍​ ‌‌​ ‌‍​‍ ‌‌‍​‍​ ​‍​ ​‌‌‍‌‍‌‍​‌‌‍​ ​ ‌‍‌‍‌‍‌‍​‍​ ​‍​ ‌‍​ ​​​ ‍ ‌ ‌​‌ ‍‌‌ ​​‌‍‌‌​ ‌‌‍ ‍‌‍‌‌‌ ‌ ‌ ​ ​ ‍ ‌ ​​‌‍​‌‌ ‌​‌‍‍​​ ‌‌‍​ ‌‍ ‌‍ ‍‌ ‌​‌‍‌‌‌‍ ‍‌ ‌​​‍‌‌​ ‌‌‌​​‍‌‌ ‌‍‍ ‌‍‌‌‌ ‍‌​‍‌‌​ ​ ‌​‌​​‍‌‌​ ​ ‌​‌​​‍‌‌​ ​‍​ ​‍​ ‍‌​ ‍‌‌‍‌​‌‍‌‌‌‍​‍​ ​‍​ ‌‌‌‍​‍​ ‌​​ ‌ ​ ​​‌‍‌‍​‍‌‌​ ​‍​ ​‍​‍‌‌​ ‌‌‌​‌​​‍ ‍‌‍​ ‌‍‍​‌‍‍‌‌‍ ​‌‍‌​‌ ​‍‌‍‌‌‌‍ ‍​‍‌‌​ ‌‌‌​​‍‌‌ ‌‍‍ ‌‍‌‌‌ ‍‌​‍‌‌​ ​ ‌​‌​​‍‌‌​ ​ ‌​‌​​‍‌‌​ ​‍​ ​‍​ ‌‍​ ‍​‌‍‌​​ ​‍​ ‍‌​ ‌‌‌‍​ ​ ‌‌‌‍​‍​ ‌‌​ ‌ ‌‍​‍​‍‌‌​ ​‍​ ​‍​‍‌‌​ ‌‌‌​‌​​‍ ‍‌ ‌​‌‍‌‌‌ ‍​‌ ‌​​ ‌‍​‍‌‍​‌‌ ​ ‌‍‌‌‌‌‌‌‌ ​‍‌‍ ​​ ‌‌‍‍​‌ ‌​‌ ‌​‌ ​​​‍‌‌​ ​ ‌​​‌​‍‌‌​ ​‍‌​‌‍​‍‌‌​ ​‍‌​‌‍‌‍ ​‌‍ ‌‍​ ‌‍​‌‌‍ ​‌‍‍​‌‍ ‌ ​ ‌ ‌​​‍‌‌​ ​ ‌​​‌​ ​ ​ ​ ​ ​ ​ ​ ​‍‌‍‌‍‍‌‌‍‌​​ ‌​ ​​​ ​‍‌‍​ ​ ‌ ‌‍‌​​ ‌‍‌‍​ ​ ‍‌​‍ ‌​ ‌​‌‍‌‍​ ​​​ ‌‌​‍ ‌​ ‌​​ ​‌​ ‌‍​ ‌ ​‍ ‌‌‍​‍‌‍​‍​ ‌‌​ ‌‍​‍ ‌‌‍​‍​ ​‍​ ​‌‌‍‌‍‌‍​‌‌‍​ ​ ‌‍‌‍‌‍‌‍​‍​ ​‍​ ‌‍​ ​​​‍‌‍‌ ‌​‌ ‍‌‌ ​​‌‍‌‌​ ‌‌‍ ‍‌‍‌‌‌ ‌ ‌ ​ ​‍‌‍‌ ​​‌‍​‌‌ ‌​‌‍‍​​ ‌‌‍​ ‌‍ ‌‍ ‍‌ ‌​‌‍‌‌‌‍ ‍‌ ‌​​‍‌‌​ ‌‌‌​​‍‌‌ ‌‍‍ ‌‍‌‌‌ ‍‌​‍‌‌​ ​ ‌​‌​​‍‌‌​ ​ ‌​‌​​‍‌‌​ ​‍​ ​‍​ ‍‌​ ‍‌‌‍‌​‌‍‌‌‌‍​‍​ ​‍​ ‌‌‌‍​‍​ ‌​​ ‌ ​ ​​‌‍‌‍​‍‌‌​ ​‍​ ​‍​‍‌‌​ ‌‌‌​‌​​‍ ‍‌‍​ ‌‍‍​‌‍‍‌‌‍ ​‌‍‌​‌ ​‍‌‍‌‌‌‍ ‍​‍‌‌​ ‌‌‌​​‍‌‌ ‌‍‍ ‌‍‌‌‌ ‍‌​‍‌‌​ ​ ‌​‌​​‍‌‌​ ​ ‌​‌​​‍‌‌​ ​‍​ ​‍​ ‌‍​ ‍​‌‍‌​​ ​‍​ ‍‌​ ‌‌‌‍​ ​ ‌‌‌‍​‍​ ‌‌​ ‌ ‌‍​‍​‍‌‌​ ​‍​ ​‍​‍‌‌​ ‌‌‌​‌​​‍ ‍‌ ‌​‌‍‌‌‌ ‍​‌ ‌​​‍‌‍‌ ​​‌‍‌‌‌ ​‍‌ ​ ‌ ​​‌‍‌‌‌‍​ ‌ ‌​‌‍‍‌‌ ‌‍‌‍‌‌​ ‌‌ ​​‌ ‌‌‌‍​‍‌‍ ​‌‍‍‌‌ ​ ‌‍‍​‌‍‌‌‌‍‌​​‍​‍‌ ‌
Under the levy the government shares in investment costs as well as
taking its share of the upside. Norway, using the same design with
the much higher levy rate of 72%, certainly has no lack of
investment incentive. Australian investment will be likewise
unaffected. Concerns over investment in gas will instead be affected
by views on the climate science, and the expected pace of the
transition, as they should be.​​​​‌ ‍ ​‍​‍‌‍ ‌ ​‍‌‍‍‌‌‍‌ ‌‍‍‌‌‍ ‍​‍​‍​ ‍‍​‍​‍‌ ​ ‌‍​‌‌‍ ‍‌‍‍‌‌ ‌​‌ ‍‌​‍ ‍‌‍‍‌‌‍ ​‍​‍​‍ ​​‍​‍‌‍‍​‌ ​‍‌‍‌‌‌‍‌‍​‍​‍​ ‍‍​‍​‍‌‍‍​‌ ‌​‌ ‌​‌ ​​​ ‍‍​‍ ​‍ ‌‍ ​‌‍ ‌‍​ ‌‍​‌‌‍ ​‌‍‍​‌‍ ‌ ​ ‌ ‌​​ ‍‍​ ​ ​ ​ ​ ​ ​ ​ ​‍ ‌‍‍‌‌‍ ‍‌ ‌​‌‍‌‌‌‍ ‍‌ ‌​​‍ ‌‍‌‌‌‍‌​‌‍‍‌‌ ‌​​‍ ‌‍ ‌‌‍ ‌‍‌​‌‍‌‌​ ‌‌ ​​‌ ​‍‌‍‌‌‌ ​ ‌‍‌‌‌‍ ‍‌ ‌​‌‍​‌‌ ‌​‌‍‍‌‌‍ ‌‍ ‍​ ‍ ‌‍‍‌‌‍‌​​ ‌​ ​​​ ​‍‌‍​ ​ ‌ ‌‍‌​​ ‌‍‌‍​ ​ ‍‌​‍ ‌​ ‌​‌‍‌‍​ ​​​ ‌‌​‍ ‌​ ‌​​ ​‌​ ‌‍​ ‌ ​‍ ‌‌‍​‍‌‍​‍​ ‌‌​ ‌‍​‍ ‌‌‍​‍​ ​‍​ ​‌‌‍‌‍‌‍​‌‌‍​ ​ ‌‍‌‍‌‍‌‍​‍​ ​‍​ ‌‍​ ​​​ ‍ ‌ ‌​‌ ‍‌‌ ​​‌‍‌‌​ ‌‌‍ ‍‌‍‌‌‌ ‌ ‌ ​ ​ ‍ ‌ ​​‌‍​‌‌ ‌​‌‍‍​​ ‌‌‍​ ‌‍ ‌‍ ‍‌ ‌​‌‍‌‌‌‍ ‍‌ ‌​​‍‌‌​ ‌‌‌​​‍‌‌ ‌‍‍ ‌‍‌‌‌ ‍‌​‍‌‌​ ​ ‌​‌​​‍‌‌​ ​ ‌​‌​​‍‌‌​ ​‍​ ​‍​ ​ ​ ‌ ​ ‌‍​ ‌​​ ​ ​ ‌​‌‍‌‌‌‍‌‍​ ​ ‌‍​‌​ ​‌‌‍‌‍​‍‌‌​ ​‍​ ​‍​‍‌‌​ ‌‌‌​‌​​‍ ‍‌‍​ ‌‍‍​‌‍‍‌‌‍ ​‌‍‌​‌ ​‍‌‍‌‌‌‍ ‍​‍‌‌​ ‌‌‌​​‍‌‌ ‌‍‍ ‌‍‌‌‌ ‍‌​‍‌‌​ ​ ‌​‌​​‍‌‌​ ​ ‌​‌​​‍‌‌​ ​‍​ ​‍‌‍‌‍​ ​​​ ‌‌​ ​‍​ ‌‌​ ‌ ‌‍‌​‌‍‌‍‌‍‌‍‌‍​ ‌‍‌‍‌‍‌‍​‍‌‌​ ​‍​ ​‍​‍‌‌​ ‌‌‌​‌​​‍ ‍‌ ‌​‌‍‌‌‌ ‍​‌ ‌​​ ‌‍​‍‌‍​‌‌ ​ ‌‍‌‌‌‌‌‌‌ ​‍‌‍ ​​ ‌‌‍‍​‌ ‌​‌ ‌​‌ ​​​‍‌‌​ ​ ‌​​‌​‍‌‌​ ​‍‌​‌‍​‍‌‌​ ​‍‌​‌‍‌‍ ​‌‍ ‌‍​ ‌‍​‌‌‍ ​‌‍‍​‌‍ ‌ ​ ‌ ‌​​‍‌‌​ ​ ‌​​‌​ ​ ​ ​ ​ ​ ​ ​ ​‍‌‍‌‍‍‌‌‍‌​​ ‌​ ​​​ ​‍‌‍​ ​ ‌ ‌‍‌​​ ‌‍‌‍​ ​ ‍‌​‍ ‌​ ‌​‌‍‌‍​ ​​​ ‌‌​‍ ‌​ ‌​​ ​‌​ ‌‍​ ‌ ​‍ ‌‌‍​‍‌‍​‍​ ‌‌​ ‌‍​‍ ‌‌‍​‍​ ​‍​ ​‌‌‍‌‍‌‍​‌‌‍​ ​ ‌‍‌‍‌‍‌‍​‍​ ​‍​ ‌‍​ ​​​‍‌‍‌ ‌​‌ ‍‌‌ ​​‌‍‌‌​ ‌‌‍ ‍‌‍‌‌‌ ‌ ‌ ​ ​‍‌‍‌ ​​‌‍​‌‌ ‌​‌‍‍​​ ‌‌‍​ ‌‍ ‌‍ ‍‌ ‌​‌‍‌‌‌‍ ‍‌ ‌​​‍‌‌​ ‌‌‌​​‍‌‌ ‌‍‍ ‌‍‌‌‌ ‍‌​‍‌‌​ ​ ‌​‌​​‍‌‌​ ​ ‌​‌​​‍‌‌​ ​‍​ ​‍​ ​ ​ ‌ ​ ‌‍​ ‌​​ ​ ​ ‌​‌‍‌‌‌‍‌‍​ ​ ‌‍​‌​ ​‌‌‍‌‍​‍‌‌​ ​‍​ ​‍​‍‌‌​ ‌‌‌​‌​​‍ ‍‌‍​ ‌‍‍​‌‍‍‌‌‍ ​‌‍‌​‌ ​‍‌‍‌‌‌‍ ‍​‍‌‌​ ‌‌‌​​‍‌‌ ‌‍‍ ‌‍‌‌‌ ‍‌​‍‌‌​ ​ ‌​‌​​‍‌‌​ ​ ‌​‌​​‍‌‌​ ​‍​ ​‍‌‍‌‍​ ​​​ ‌‌​ ​‍​ ‌‌​ ‌ ‌‍‌​‌‍‌‍‌‍‌‍‌‍​ ‌‍‌‍‌‍‌‍​‍‌‌​ ​‍​ ​‍​‍‌‌​ ‌‌‌​‌​​‍ ‍‌ ‌​‌‍‌‌‌ ‍​‌ ‌​​‍‌‍‌ ​​‌‍‌‌‌ ​‍‌ ​ ‌ ​​‌‍‌‌‌‍​ ‌ ‌​‌‍‍‌‌ ‌‍‌‍‌‌​ ‌‌ ​​‌ ‌‌‌‍​‍‌‍ ​‌‍‍‌‌ ​ ‌‍‍​‌‍‌‌‌‍‌​​‍​‍‌ ‌
To be clear, other types of government levies can have negative
effects. For example, impositions that raise costs could cause gas
prices to rise. And a temporary levy could deter future investment as
investors would have to allow for the risk that such interventions
could occur more often. A stable, long-term commitment to the fair
share levy provides investment certainty.​​​​‌ ‍ ​‍​‍‌‍ ‌ ​‍‌‍‍‌‌‍‌ ‌‍‍‌‌‍ ‍​‍​‍​ ‍‍​‍​‍‌ ​ ‌‍​‌‌‍ ‍‌‍‍‌‌ ‌​‌ ‍‌​‍ ‍‌‍‍‌‌‍ ​‍​‍​‍ ​​‍​‍‌‍‍​‌ ​‍‌‍‌‌‌‍‌‍​‍​‍​ ‍‍​‍​‍‌‍‍​‌ ‌​‌ ‌​‌ ​​​ ‍‍​‍ ​‍ ‌‍ ​‌‍ ‌‍​ ‌‍​‌‌‍ ​‌‍‍​‌‍ ‌ ​ ‌ ‌​​ ‍‍​ ​ ​ ​ ​ ​ ​ ​ ​‍ ‌‍‍‌‌‍ ‍‌ ‌​‌‍‌‌‌‍ ‍‌ ‌​​‍ ‌‍‌‌‌‍‌​‌‍‍‌‌ ‌​​‍ ‌‍ ‌‌‍ ‌‍‌​‌‍‌‌​ ‌‌ ​​‌ ​‍‌‍‌‌‌ ​ ‌‍‌‌‌‍ ‍‌ ‌​‌‍​‌‌ ‌​‌‍‍‌‌‍ ‌‍ ‍​ ‍ ‌‍‍‌‌‍‌​​ ‌​ ​​​ ​‍‌‍​ ​ ‌ ‌‍‌​​ ‌‍‌‍​ ​ ‍‌​‍ ‌​ ‌​‌‍‌‍​ ​​​ ‌‌​‍ ‌​ ‌​​ ​‌​ ‌‍​ ‌ ​‍ ‌‌‍​‍‌‍​‍​ ‌‌​ ‌‍​‍ ‌‌‍​‍​ ​‍​ ​‌‌‍‌‍‌‍​‌‌‍​ ​ ‌‍‌‍‌‍‌‍​‍​ ​‍​ ‌‍​ ​​​ ‍ ‌ ‌​‌ ‍‌‌ ​​‌‍‌‌​ ‌‌‍ ‍‌‍‌‌‌ ‌ ‌ ​ ​ ‍ ‌ ​​‌‍​‌‌ ‌​‌‍‍​​ ‌‌‍​ ‌‍ ‌‍ ‍‌ ‌​‌‍‌‌‌‍ ‍‌ ‌​​‍‌‌​ ‌‌‌​​‍‌‌ ‌‍‍ ‌‍‌‌‌ ‍‌​‍‌‌​ ​ ‌​‌​​‍‌‌​ ​ ‌​‌​​‍‌‌​ ​‍​ ​‍​ ​​​ ‍‌‌‍‌​‌‍‌‍​ ​‍‌‍‌​​ ‌‍​ ​‌‌‍​‍‌‍​‌​ ​‌​ ‌​​‍‌‌​ ​‍​ ​‍​‍‌‌​ ‌‌‌​‌​​‍ ‍‌‍​ ‌‍‍​‌‍‍‌‌‍ ​‌‍‌​‌ ​‍‌‍‌‌‌‍ ‍​‍‌‌​ ‌‌‌​​‍‌‌ ‌‍‍ ‌‍‌‌‌ ‍‌​‍‌‌​ ​ ‌​‌​​‍‌‌​ ​ ‌​‌​​‍‌‌​ ​‍​ ​‍​ ​ ​ ​‍​ ‌ ​ ​ ‌‍​‍‌‍​ ​ ​ ‌‍‌‍​ ​‍‌‍‌‌​ ‍‌‌‍​‌​‍‌‌​ ​‍​ ​‍​‍‌‌​ ‌‌‌​‌​​‍ ‍‌ ‌​‌‍‌‌‌ ‍​‌ ‌​​ ‌‍​‍‌‍​‌‌ ​ ‌‍‌‌‌‌‌‌‌ ​‍‌‍ ​​ ‌‌‍‍​‌ ‌​‌ ‌​‌ ​​​‍‌‌​ ​ ‌​​‌​‍‌‌​ ​‍‌​‌‍​‍‌‌​ ​‍‌​‌‍‌‍ ​‌‍ ‌‍​ ‌‍​‌‌‍ ​‌‍‍​‌‍ ‌ ​ ‌ ‌​​‍‌‌​ ​ ‌​​‌​ ​ ​ ​ ​ ​ ​ ​ ​‍‌‍‌‍‍‌‌‍‌​​ ‌​ ​​​ ​‍‌‍​ ​ ‌ ‌‍‌​​ ‌‍‌‍​ ​ ‍‌​‍ ‌​ ‌​‌‍‌‍​ ​​​ ‌‌​‍ ‌​ ‌​​ ​‌​ ‌‍​ ‌ ​‍ ‌‌‍​‍‌‍​‍​ ‌‌​ ‌‍​‍ ‌‌‍​‍​ ​‍​ ​‌‌‍‌‍‌‍​‌‌‍​ ​ ‌‍‌‍‌‍‌‍​‍​ ​‍​ ‌‍​ ​​​‍‌‍‌ ‌​‌ ‍‌‌ ​​‌‍‌‌​ ‌‌‍ ‍‌‍‌‌‌ ‌ ‌ ​ ​‍‌‍‌ ​​‌‍​‌‌ ‌​‌‍‍​​ ‌‌‍​ ‌‍ ‌‍ ‍‌ ‌​‌‍‌‌‌‍ ‍‌ ‌​​‍‌‌​ ‌‌‌​​‍‌‌ ‌‍‍ ‌‍‌‌‌ ‍‌​‍‌‌​ ​ ‌​‌​​‍‌‌​ ​ ‌​‌​​‍‌‌​ ​‍​ ​‍​ ​​​ ‍‌‌‍‌​‌‍‌‍​ ​‍‌‍‌​​ ‌‍​ ​‌‌‍​‍‌‍​‌​ ​‌​ ‌​​‍‌‌​ ​‍​ ​‍​‍‌‌​ ‌‌‌​‌​​‍ ‍‌‍​ ‌‍‍​‌‍‍‌‌‍ ​‌‍‌​‌ ​‍‌‍‌‌‌‍ ‍​‍‌‌​ ‌‌‌​​‍‌‌ ‌‍‍ ‌‍‌‌‌ ‍‌​‍‌‌​ ​ ‌​‌​​‍‌‌​ ​ ‌​‌​​‍‌‌​ ​‍​ ​‍​ ​ ​ ​‍​ ‌ ​ ​ ‌‍​‍‌‍​ ​ ​ ‌‍‌‍​ ​‍‌‍‌‌​ ‍‌‌‍​‌​‍‌‌​ ​‍​ ​‍​‍‌‌​ ‌‌‌​‌​​‍ ‍‌ ‌​‌‍‌‌‌ ‍​‌ ‌​​‍‌‍‌ ​​‌‍‌‌‌ ​‍‌ ​ ‌ ​​‌‍‌‌‌‍​ ‌ ‌​‌‍‍‌‌ ‌‍‌‍‌‌​ ‌‌ ​​‌ ‌‌‌‍​‍‌‍ ​‌‍‍‌‌ ​ ‌‍‍​‌‍‌‌‌‍‌​​‍​‍‌ ‌
Let’s understand that those opposed to having the gas industry pay
its fair share of taxation will express outrage whether the
government opts for a temporary, small impost, or a permanent fix to
what is the biggest hole in Australia’s tax system. If the government